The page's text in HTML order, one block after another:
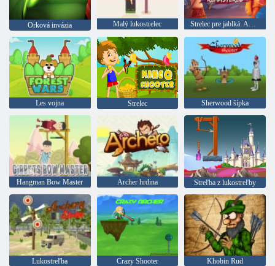
Orková invázia Malý lukostrelec Strelec pre jablká: Aktualizované
Les vojna Strelec Sherwood šípka
Hangman Bow Master Archer hrdina Streľba z lukostreľby
Lukostreľba Crazy Shooter Khobin Rud